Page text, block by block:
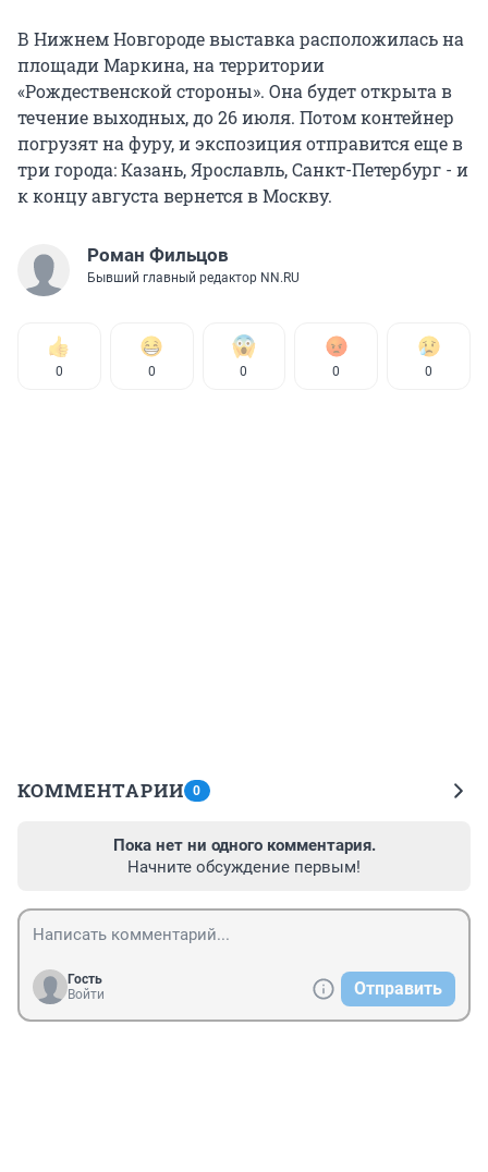
В Нижнем Новгороде выставка расположилась на
площади Маркина, на территории
«Рождественской стороны». Она будет открыта в
течение выходных, до 26 июля. Потом контейнер
погрузят на фуру, и экспозиция отправится еще в
три города: Казань, Ярославль, Санкт-Петербург - и
к концу августа вернется в Москву.
Роман Фильцов
Бывший главный редактор NN.RU
0 0 0 0 0
КОММЕНТАРИИ 0
Пока нет ни одного комментария.
Начните обсуждение первым!
Гость
Войти
Отправить